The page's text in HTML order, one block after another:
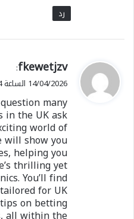
رد
ي
ق
ل
fkewetjzv
:
14/04/2026 الساعة 00:34
many
in the UK ask
world of
will show you
helping you
thrilling yet
You’ll find
for UK
on betting